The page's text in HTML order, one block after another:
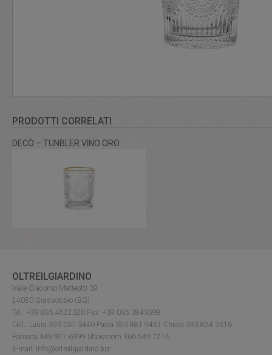
PRODOTTI CORRELATI
DECÒ – TUNBLER VINO ORO
OLTREILGIARDINO
Viale Giacomo Matteotti 39
24050 Grassobbio (BG)
Tel.: +39 035.4522320 Fax: +39 035.3843598
Cell.: Laura 393 037 3440 Paola 393 881 9461 Chiara 393 824 3616
Fabiana 349 927 6999 Showroom 366 549 7216
E-mail: info@oltreilgiardino.biz